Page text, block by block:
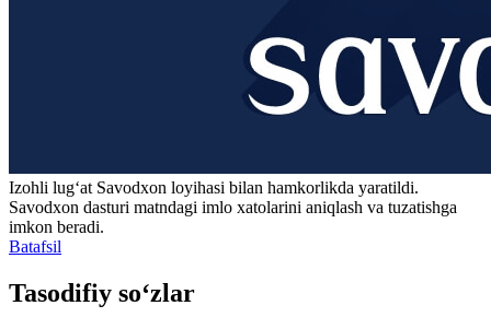
Izohli lugʻat Savodxon loyihasi bilan hamkorlikda yaratildi.
Savodxon dasturi matndagi imlo xatolarini aniqlash va tuzatishga
imkon beradi.
Batafsil
Tasodifiy so‘zlar